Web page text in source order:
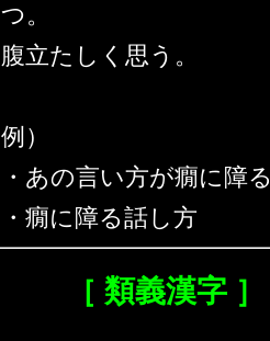
つ。
腹立たしく思う。
例）
・あの言い方が癇に障る
・癇に障る話し方
［ 類義漢字 ］